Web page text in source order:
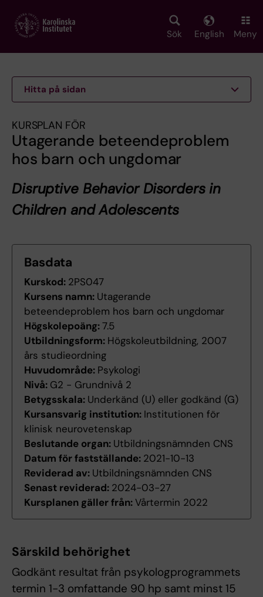
main
Sök English Meny
Hitta på sidan
KURSPLAN FÖR
Utagerande beteendeproblem
hos barn och ungdomar
Disruptive Behavior Disorders in
Children and Adolescents
Basdata
Kurskod: 2PS047
Kursens namn: Utagerande
beteendeproblem hos barn och ungdomar
Högskolepoäng:7.5
Utbildningsform: Högskoleutbildning, 2007
års studieordning
Huvudområde: Psykologi
Nivå: G2 - Grundnivå 2
Betygsskala: Underkänd (U) eller godkänd (G)
Kursansvarig institution: Institutionen för
klinisk neurovetenskap
Beslutande organ: Utbildningsnämnden CNS
Datum för fastställande: 2021-10-13
Reviderad av: Utbildningsnämnden CNS
Senast reviderad: 2024-03-27
Kursplanen gäller från:Vårtermin 2022
Särskild behörighet
Godkänt resultat från psykologprogrammets
termin 1-3 omfattande 90 hp samt minst 15